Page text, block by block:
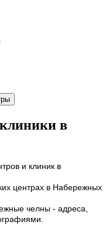
в
и клиник в
центрах в Набережных
челны - адреса,